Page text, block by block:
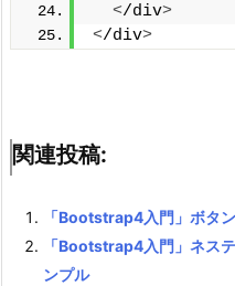
</div>
</div>
関連投稿:
「Bootstrap4入門」ボタ
「Bootstrap4入門」ネス
ンプル